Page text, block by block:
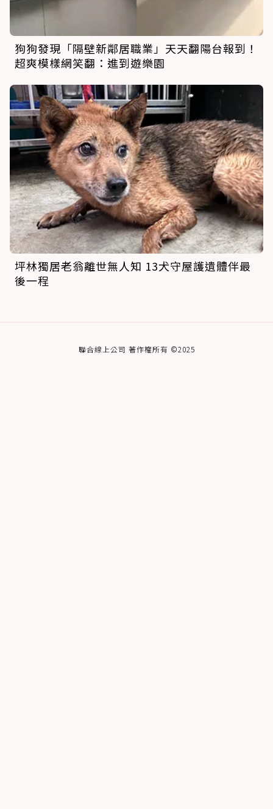
狗狗發現「隔壁新鄰居職業」天天翻陽台報到！
超爽模樣網笑翻：進到遊樂園
坪林獨居老翁離世無人知 13犬守屋護遺體伴最
後一程
聯合線上公司 著作權所有 ©2025